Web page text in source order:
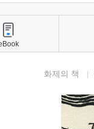
화제의 책